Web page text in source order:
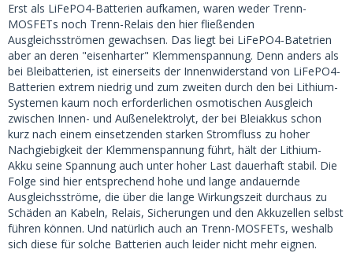
Erst als LiFePO4-Batterien aufkamen, waren weder Trenn-
MOSFETs noch Trenn-Relais den hier fließenden
Ausgleichsströmen gewachsen. Das liegt bei LiFePO4-Batetrien
aber an deren "eisenharter" Klemmenspannung. Denn anders als
bei Bleibatterien, ist einerseits der Innenwiderstand von LiFePO4-
Batterien extrem niedrig und zum zweiten durch den bei Lithium-
Systemen kaum noch erforderlichen osmotischen Ausgleich
zwischen Innen- und Außenelektrolyt, der bei Bleiakkus schon
kurz nach einem einsetzenden starken Stromfluss zu hoher
Nachgiebigkeit der Klemmenspannung führt, hält der Lithium-
Akku seine Spannung auch unter hoher Last dauerhaft stabil. Die
Folge sind hier entsprechend hohe und lange andauernde
Ausgleichsströme, die über die lange Wirkungszeit durchaus zu
Schäden an Kabeln, Relais, Sicherungen und den Akkuzellen selbst
führen können. Und natürlich auch an Trenn-MOSFETs, weshalb
sich diese für solche Batterien auch leider nicht mehr eignen.